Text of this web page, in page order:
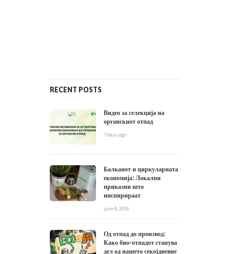
RECENT POSTS
Видео за селекција на
органскиот отпад
7 days ago
Балканот и циркуларната
економија: Локални
приказни што
инспирираат
јули 8, 2026
Од отпад до производ:
Како био-отпадот станува
дел од нашето секојдневие